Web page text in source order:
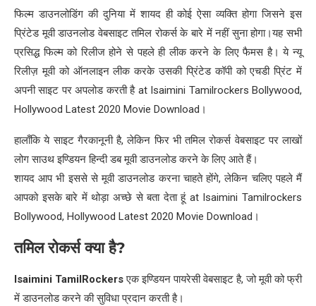
फिल्म डाउनलोडिंग की दुनिया में शायद ही कोई ऐसा व्यक्ति होगा जिसने इस
प्रिंटेड मूवी डाउनलोड वेबसाइट तमिल रोकर्स के बारे में नहीं सुना होगा।यह सभी
प्रसिद्ध फिल्म को रिलीज होने से पहले ही लीक करने के लिए फैमस है। ये न्यू
रिलीज़ मूवी को ऑनलाइन लीक करके उसकी प्रिंटेड कॉपी को एचडी प्रिंट में
अपनी साइट पर अपलोड करती है at Isaimini Tamilrockers Bollywood,
Hollywood Latest 2020 Movie Download।
हालाँकि ये साइट गैरकानूनी है, लेकिन फिर भी तमिल रोकर्स वेबसाइट पर लाखों
लोग साउथ इण्डियन हिन्दी डब मूवी डाउनलोड करने के लिए आते हैं।
शायद आप भी इससे से मूवी डाउनलोड करना चाहते होंगे, लेकिन चलिए पहले मैं
आपको इसके बारे में थोड़ा अच्छे से बता देता हूं at Isaimini Tamilrockers
Bollywood, Hollywood Latest 2020 Movie Download।
तमिल रोकर्स क्या है?
Isaimini TamilRockersएक इण्डियन पायरेसी वेबसाइट है, जो मूवी को फ्री
में डाउनलोड करने की सुविधा प्रदान करती है।